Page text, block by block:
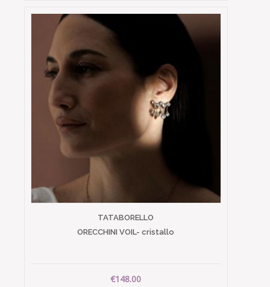
TATABORELLO
ORECCHINI VOIL- cristallo
€148.00